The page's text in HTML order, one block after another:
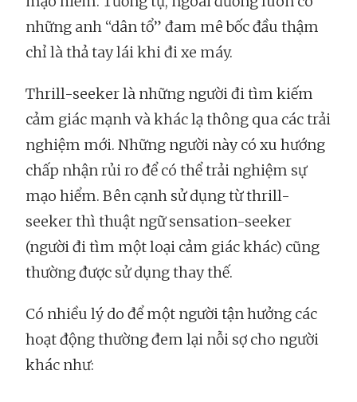
những anh “dân tổ” đam mê bốc đầu thậm
chỉ là thả tay lái khi đi xe máy.
Thrill-seeker là những người đi tìm kiếm
cảm giác mạnh và khác lạ thông qua các trải
nghiệm mới. Những người này có xu hướng
chấp nhận rủi ro để có thể trải nghiệm sự
mạo hiểm. Bên cạnh sử dụng từ thrill-
seeker thì thuật ngữ sensation-seeker
(người đi tìm một loại cảm giác khác) cũng
thường được sử dụng thay thế.
Có nhiều lý do để một người tận hưởng các
hoạt động thường đem lại nỗi sợ cho người
khác như: